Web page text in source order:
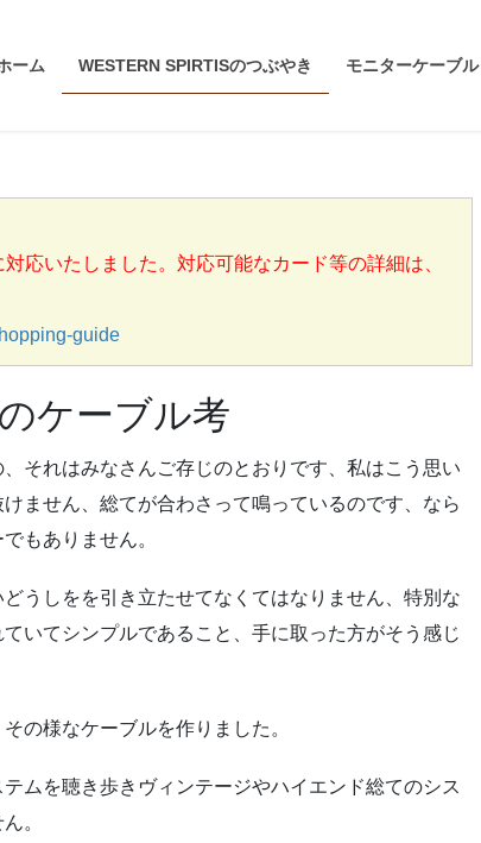
ーム WESTERN SPIRTISのつぶやき モニターケーブル
応いたしました。対応可能なカード等の詳細は、
guide
ケーブル考
それはみなさんご存じのとおりです、私はこう思い
ません、総てが合わさって鳴っているのです、なら
もありません。
うしをを引き立たせてなくてはなりません、特別な
いてシンプルであること、手に取った方がそう感じ
の様なケーブルを作りました。
ムを聴き歩きヴィンテージやハイエンド総てのシス
。